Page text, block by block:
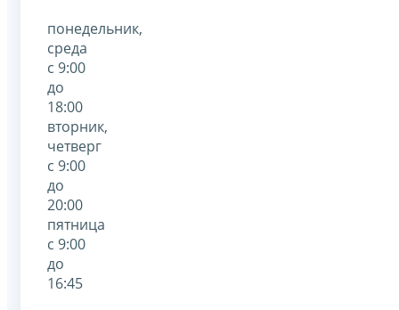
понедельник,
среда
с 9:00
до
18:00
вторник,
четверг
с 9:00
до
20:00
пятница
с 9:00
до
16:45